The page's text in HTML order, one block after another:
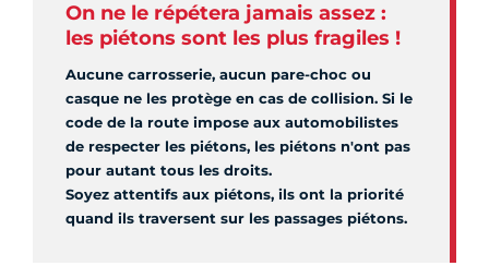
On ne le répétera jamais assez :
les piétons sont les plus fragiles !
Aucune carrosserie, aucun pare-choc ou
casque ne les protège en cas de collision. Si le
code de la route impose aux automobilistes
de respecter les piétons, les piétons n'ont pas
pour autant tous les droits.
Soyez attentifs aux piétons, ils ont la priorité
quand ils traversent sur les passages piétons.